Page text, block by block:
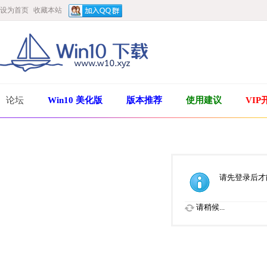
设为首页 收藏本站
论坛 Win10 美化版 版本推荐 使用建议 VIP
请先登录后
请稍候...